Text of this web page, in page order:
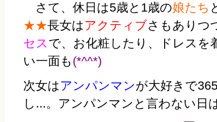
さて、休日は5歳と1歳の娘たち
★★長女はアクティブさもありつ
セスで、お化粧したり、ドレスを
い一面も (*^^*)
次女はアンパンマンが大好きで
し...。アンパンマンと言わない日